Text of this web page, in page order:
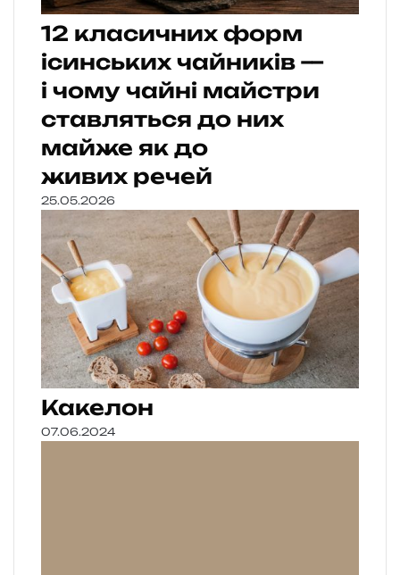
12 класичних форм
ісинських чайників —
і чому чайні майстри
ставляться до них
майже як до
живих речей
25.05.2026
Какелон
07.06.2024